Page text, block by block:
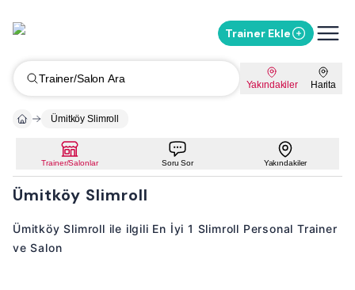
Trainer Ekle
Trainer/Salon Ara Yakındakiler Harita
Ümitköy Slimroll
Trainer/Salonlar Soru Sor Yakındakiler
Ümitköy Slimroll
Ümitköy Slimroll ile ilgili En İyi 1 Slimroll Personal Trainer
ve Salon